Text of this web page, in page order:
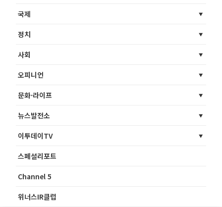
국제
정치
사회
오피니언
문화·라이프
뉴스발전소
이투데이TV
스페셜리포트
Channel 5
위너스IR클럽